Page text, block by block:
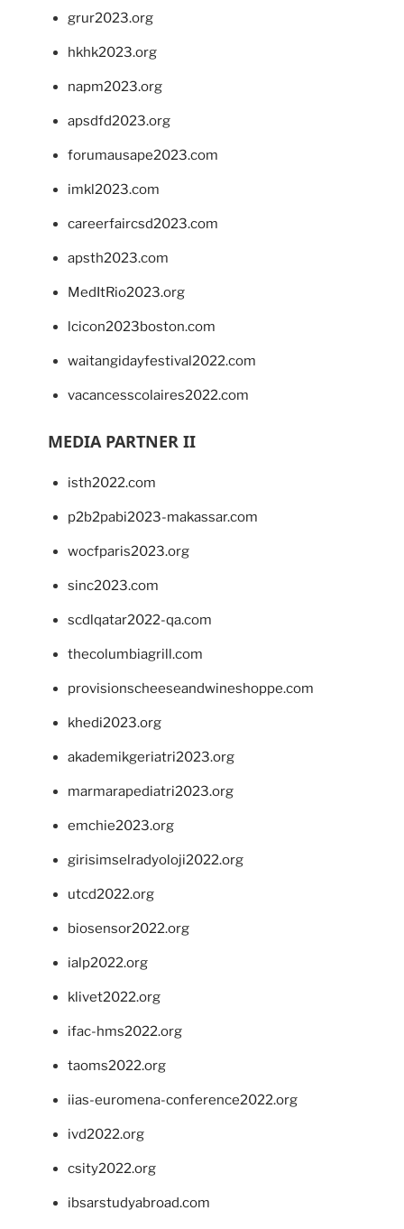
grur2023.org
hkhk2023.org
napm2023.org
apsdfd2023.org
forumausape2023.com
imkl2023.com
careerfaircsd2023.com
apsth2023.com
MedItRio2023.org
lcicon2023boston.com
waitangidayfestival2022.com
vacancesscolaires2022.com
MEDIA PARTNER II
isth2022.com
p2b2pabi2023-makassar.com
wocfparis2023.org
sinc2023.com
scdlqatar2022-qa.com
thecolumbiagrill.com
provisionscheeseandwineshoppe.com
khedi2023.org
akademikgeriatri2023.org
marmarapediatri2023.org
emchie2023.org
girisimselradyoloji2022.org
utcd2022.org
biosensor2022.org
ialp2022.org
klivet2022.org
ifac-hms2022.org
taoms2022.org
iias-euromena-conference2022.org
ivd2022.org
csity2022.org
ibsarstudyabroad.com